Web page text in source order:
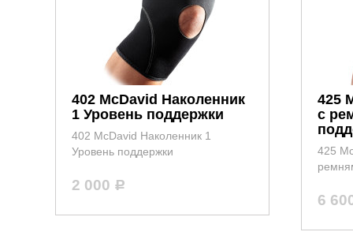
402 McDavid Наколенник
1 Уровень поддержки
402 McDavid Наколенник 1
Уровень поддержки
2 000 Р
425
с
425
6